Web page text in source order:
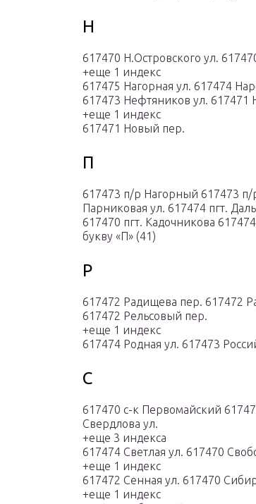
Н
617470 Н.Островского ул.
+еще 1 индекс
617475 Нагорная ул. 617474
617473 Нефтяников ул. 617471
+еще 1 индекс
617471 Новый пер.
П
617473 п/р Нагорный 617473
Парниковая ул. 617474 пгт.
617470 пгт. Кадочникова
букву «П» (41)
Р
617472 Радищева пер. 617472
617472 Рельсовый пер.
+еще 1 индекс
617474 Родная ул. 617473
С
617470 с-к Первомайский
Свердлова ул.
+еще 3 индекса
617474 Светлая ул. 617470
+еще 1 индекс
617472 Сенная ул. 617470
+еще 1 индекс